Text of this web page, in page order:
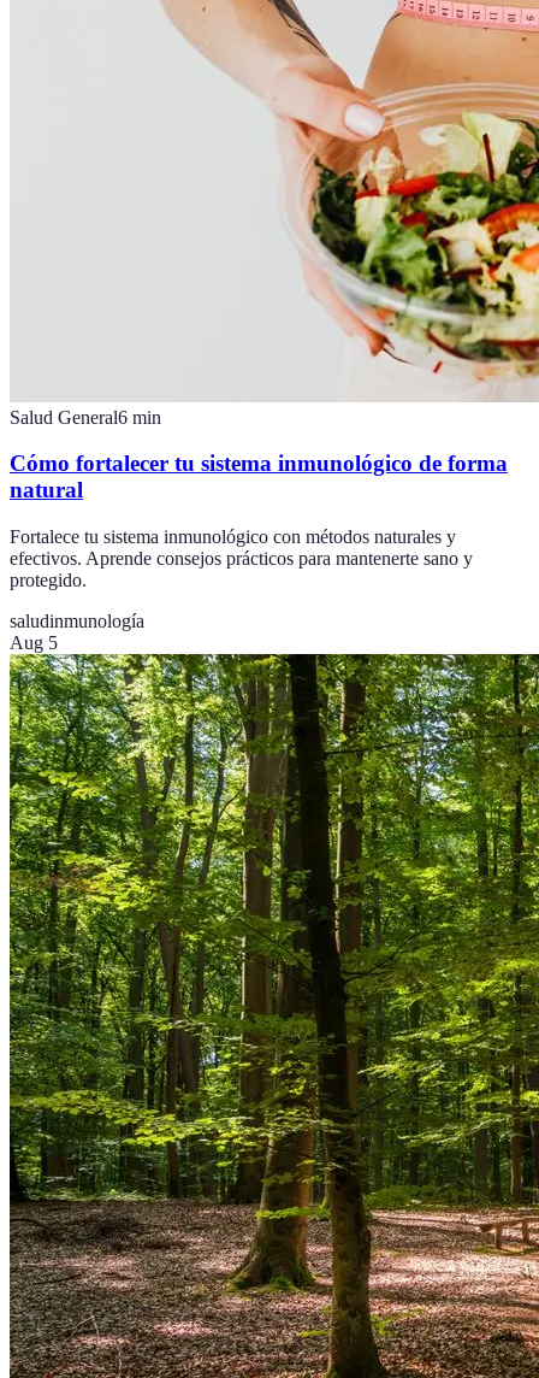
Salud General6 min
Cómo fortalecer tu sistema inmunológico de forma
natural
Fortalece tu sistema inmunológico con métodos naturales y
efectivos. Aprende consejos prácticos para mantenerte sano y
protegido.
saludinmunología
Aug 5